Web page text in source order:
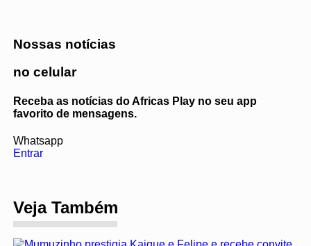
Nossas notícias
no celular
Receba as notícias do Africas Play no seu app
favorito de mensagens.
Whatsapp
Entrar
Veja Também